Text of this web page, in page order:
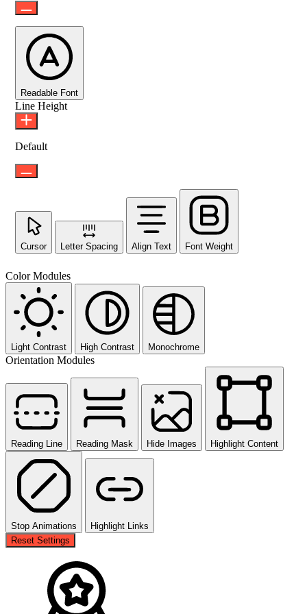
Readable Font
Line Height
Default
Cursor Letter Spacing Align Text Font Weight
Color Modules
Light Contrast High Contrast Monochrome
Orientation Modules
Reading Line Reading Mask Hide Images Highlight Content
Stop Animations
Highlight Links
Reset Settings